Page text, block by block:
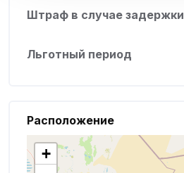
Штраф в случае задержки
Льготный период
Расположение
+